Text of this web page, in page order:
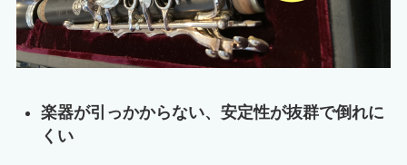
楽器が引っかからない、安定性が抜群で倒れに
くい